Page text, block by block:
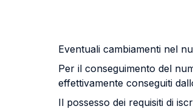
Eventuali cambiamenti nel
Per il conseguimento del
effettivamente conseguiti
Il possesso dei requisiti di